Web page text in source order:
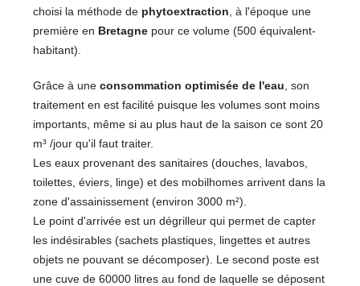
choisi la méthode de phytoextraction , à l'époque une
première en Bretagnepour ce volume (500 équivalent-
habitant).
Grâce à une consommation optimisée de l'eau , son
traitement en est facilité puisque les volumes sont moins
importants, même si au plus haut de la saison ce sont 20
m³ /jour qu'il faut traiter.
Les eaux provenant des sanitaires (douches, lavabos,
toilettes, éviers, linge) et des mobilhomes arrivent dans la
zone d'assainissement (environ 3000 m²).
Le point d'arrivée est un dégrilleur qui permet de capter
les indésirables (sachets plastiques, lingettes et autres
objets ne pouvant se décomposer). Le second poste est
une cuve de 60000 litres au fond de laquelle se déposent